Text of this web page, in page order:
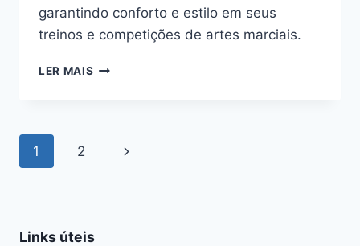
garantindo conforto e estilo em seus
treinos e competições de artes marciais.
LER MAIS COMO
KIMONO:
A
Navegação
1 2
Página
Links úteis